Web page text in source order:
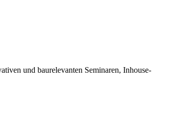
und baurelevanten Seminaren, Inhouse-